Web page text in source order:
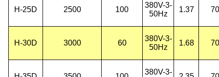
H-25D 2500 100
380V-3-
50Hz
1.37 70
H-30D 3000 60
380V-3-
50Hz
1.68 70
380V-3-